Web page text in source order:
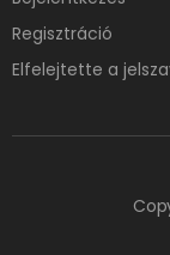
Regisztráció
Elfelejtette a